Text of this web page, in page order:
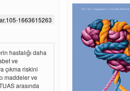
1663615263
hastalığı daha
ve
çıkma riskini
maddeler ve
arasında